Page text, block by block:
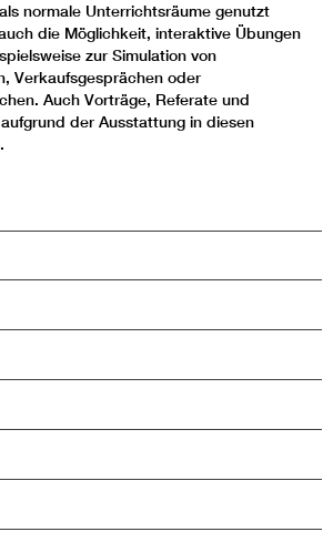
normale Unterrichtsräume genutzt
die Möglichkeit, interaktive Übungen
zur Simulation von
Verkaufsgesprächen oder
Auch Vorträge, Referate und
der Ausstattung in diesen